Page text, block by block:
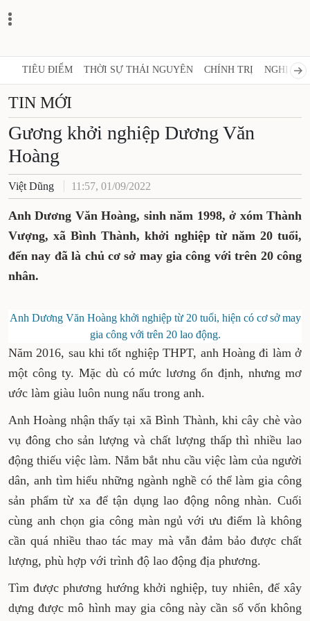
TIÊU ĐIỂM THỜI SỰ THÁI NGUYÊN CHÍNH TRỊ NGHỊ
TIN MỚI
Gương khởi nghiệp Dương Văn
Hoàng
Việt Dũng 11:57, 01/09/2022
Anh Dương Văn Hoàng, sinh năm 1998, ở xóm Thành
Vượng, xã Bình Thành, khởi nghiệp từ năm 20 tuổi,
đến nay đã là chủ cơ sở may gia công với trên 20 công
nhân.
Anh Dương Văn Hoàng khởi nghiệp từ 20 tuổi, hiện có cơ sở may
gia công với trên 20 lao động.
Năm 2016, sau khi tốt nghiệp THPT, anh Hoàng đi làm ở
một công ty. Mặc dù có mức lương ổn định, nhưng mơ
ước làm giàu luôn nung nấu trong anh.
Anh Hoàng nhận thấy tại xã Bình Thành, khi cây chè vào
vụ đông cho sản lượng và chất lượng thấp thì nhiều lao
động thiếu việc làm. Nắm bắt nhu cầu việc làm của người
dân, anh tìm hiểu những ngành nghề có thể làm gia công
sản phẩm từ xa để tận dụng lao động nông nhàn. Cuối
cùng anh chọn gia công màn ngủ với ưu điểm là không
cần quá nhiều thao tác may mà vẫn đảm bảo được chất
lượng, phù hợp với trình độ lao động địa phương.
Tìm được phương hướng khởi nghiệp, tuy nhiên, để xây
dựng được mô hình may gia công này cần số vốn không